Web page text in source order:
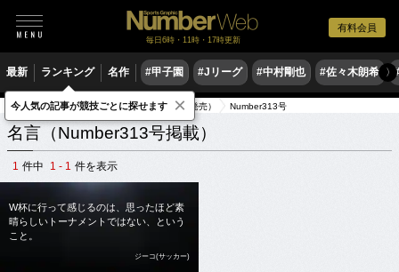
有料会員
毎日6時・11時・17時更新
最新 ランキング 名作 #甲子園 #Jリーグ #中村剛也 #佐々木朗希 〉
スポーツ名言集 出典元雑誌（1993年発売） Number313号
名言（Number313号掲載）
1 件中 1 - 1 件を表示
W杯に行って感じるのは、思ったほど素
晴らしいトーナメントではない、という
こと。
ジーコ(サッカー)
今人気の記事が競技ごとに探せます ×